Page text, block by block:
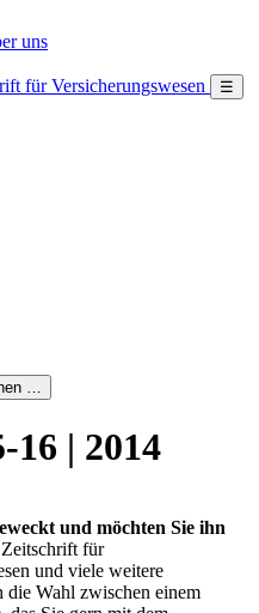
uns
☰
| 2014
und möchten Sie ihn
für
und viele weitere
die Wahl zwischen einem